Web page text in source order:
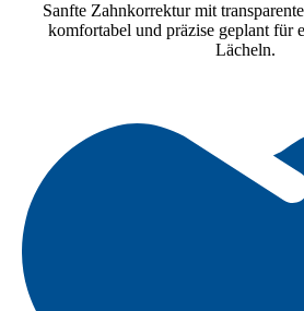
Sanfte Zahnkorrektur mit
komfortabel und präzise geplant für
Lächeln.